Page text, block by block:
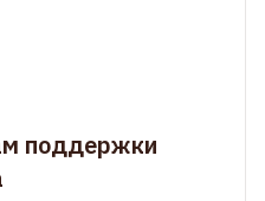
поддержки